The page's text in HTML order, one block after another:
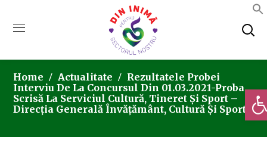
Home Actualitate
Rezultatele Probei
Interviu De La Concursul Din 01.03.2021-Proba
Scrisă La Serviciul Cultură, Tineret Și Sport –
Direcția Generală Învățământ, Cultură Și Sport.